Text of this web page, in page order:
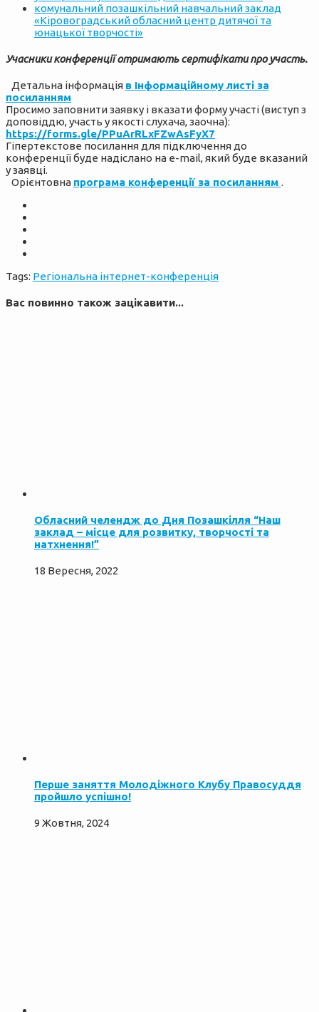
комунальний позашкільний навчальний заклад
«Кіровоградський обласний центр дитячої та
юнацької творчості»
Учасники конференції отримають сертифікати про участь.
Детальна інформація в Інформаційному листі за
посиланням
Просимо заповнити заявку і вказати форму участі (виступ з
доповіддю, участь у якості слухача, заочна):
https://forms.gle/PPuArRLxFZwAsFyX7
Гіпертекстове посилання для підключення до
конференції буде надіслано на e-mail, який буде вказаний
у заявці.
Орієнтовна програма конференції за посиланням .
Tags: Регіональна інтернет-конференція
Вас повинно також зацікавити...
Обласний челендж до Дня Позашкілля “Наш
заклад – місце для розвитку, творчості та
натхнення!”
18 Вересня, 2022
Перше заняття Молодіжного Клубу Правосуддя
пройшло успішно!
9 Жовтня, 2024